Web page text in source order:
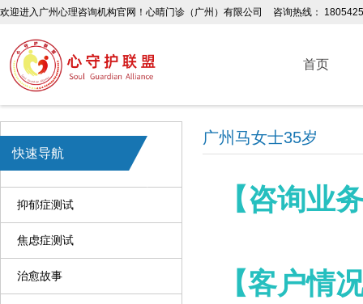
欢迎进入广州心理咨询机构官网！心晴门诊（广州）有限公司 咨询热线：
首页
快速导航
抑郁症测试
焦虑症测试
治愈故事
广州马女士35岁
【咨询业
【客户情